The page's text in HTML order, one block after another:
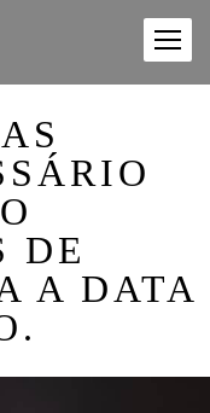
DE
A DATA